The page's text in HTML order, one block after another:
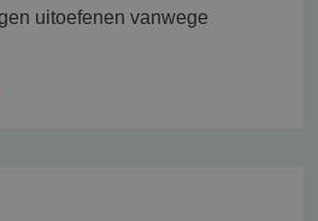
uitoefenen vanwege